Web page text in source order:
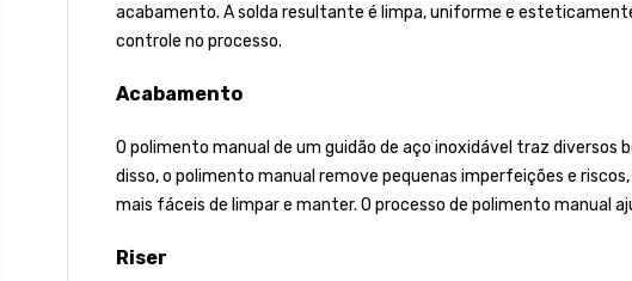
acabamento. A solda resultante é limpa, uniforme e
controle no processo.
Acabamento
O polimento manual de um guidão de aço inoxidável traz
disso, o polimento manual remove pequenas imperfeições e
mais fáceis de limpar e manter. O processo de polimento manual
Riser